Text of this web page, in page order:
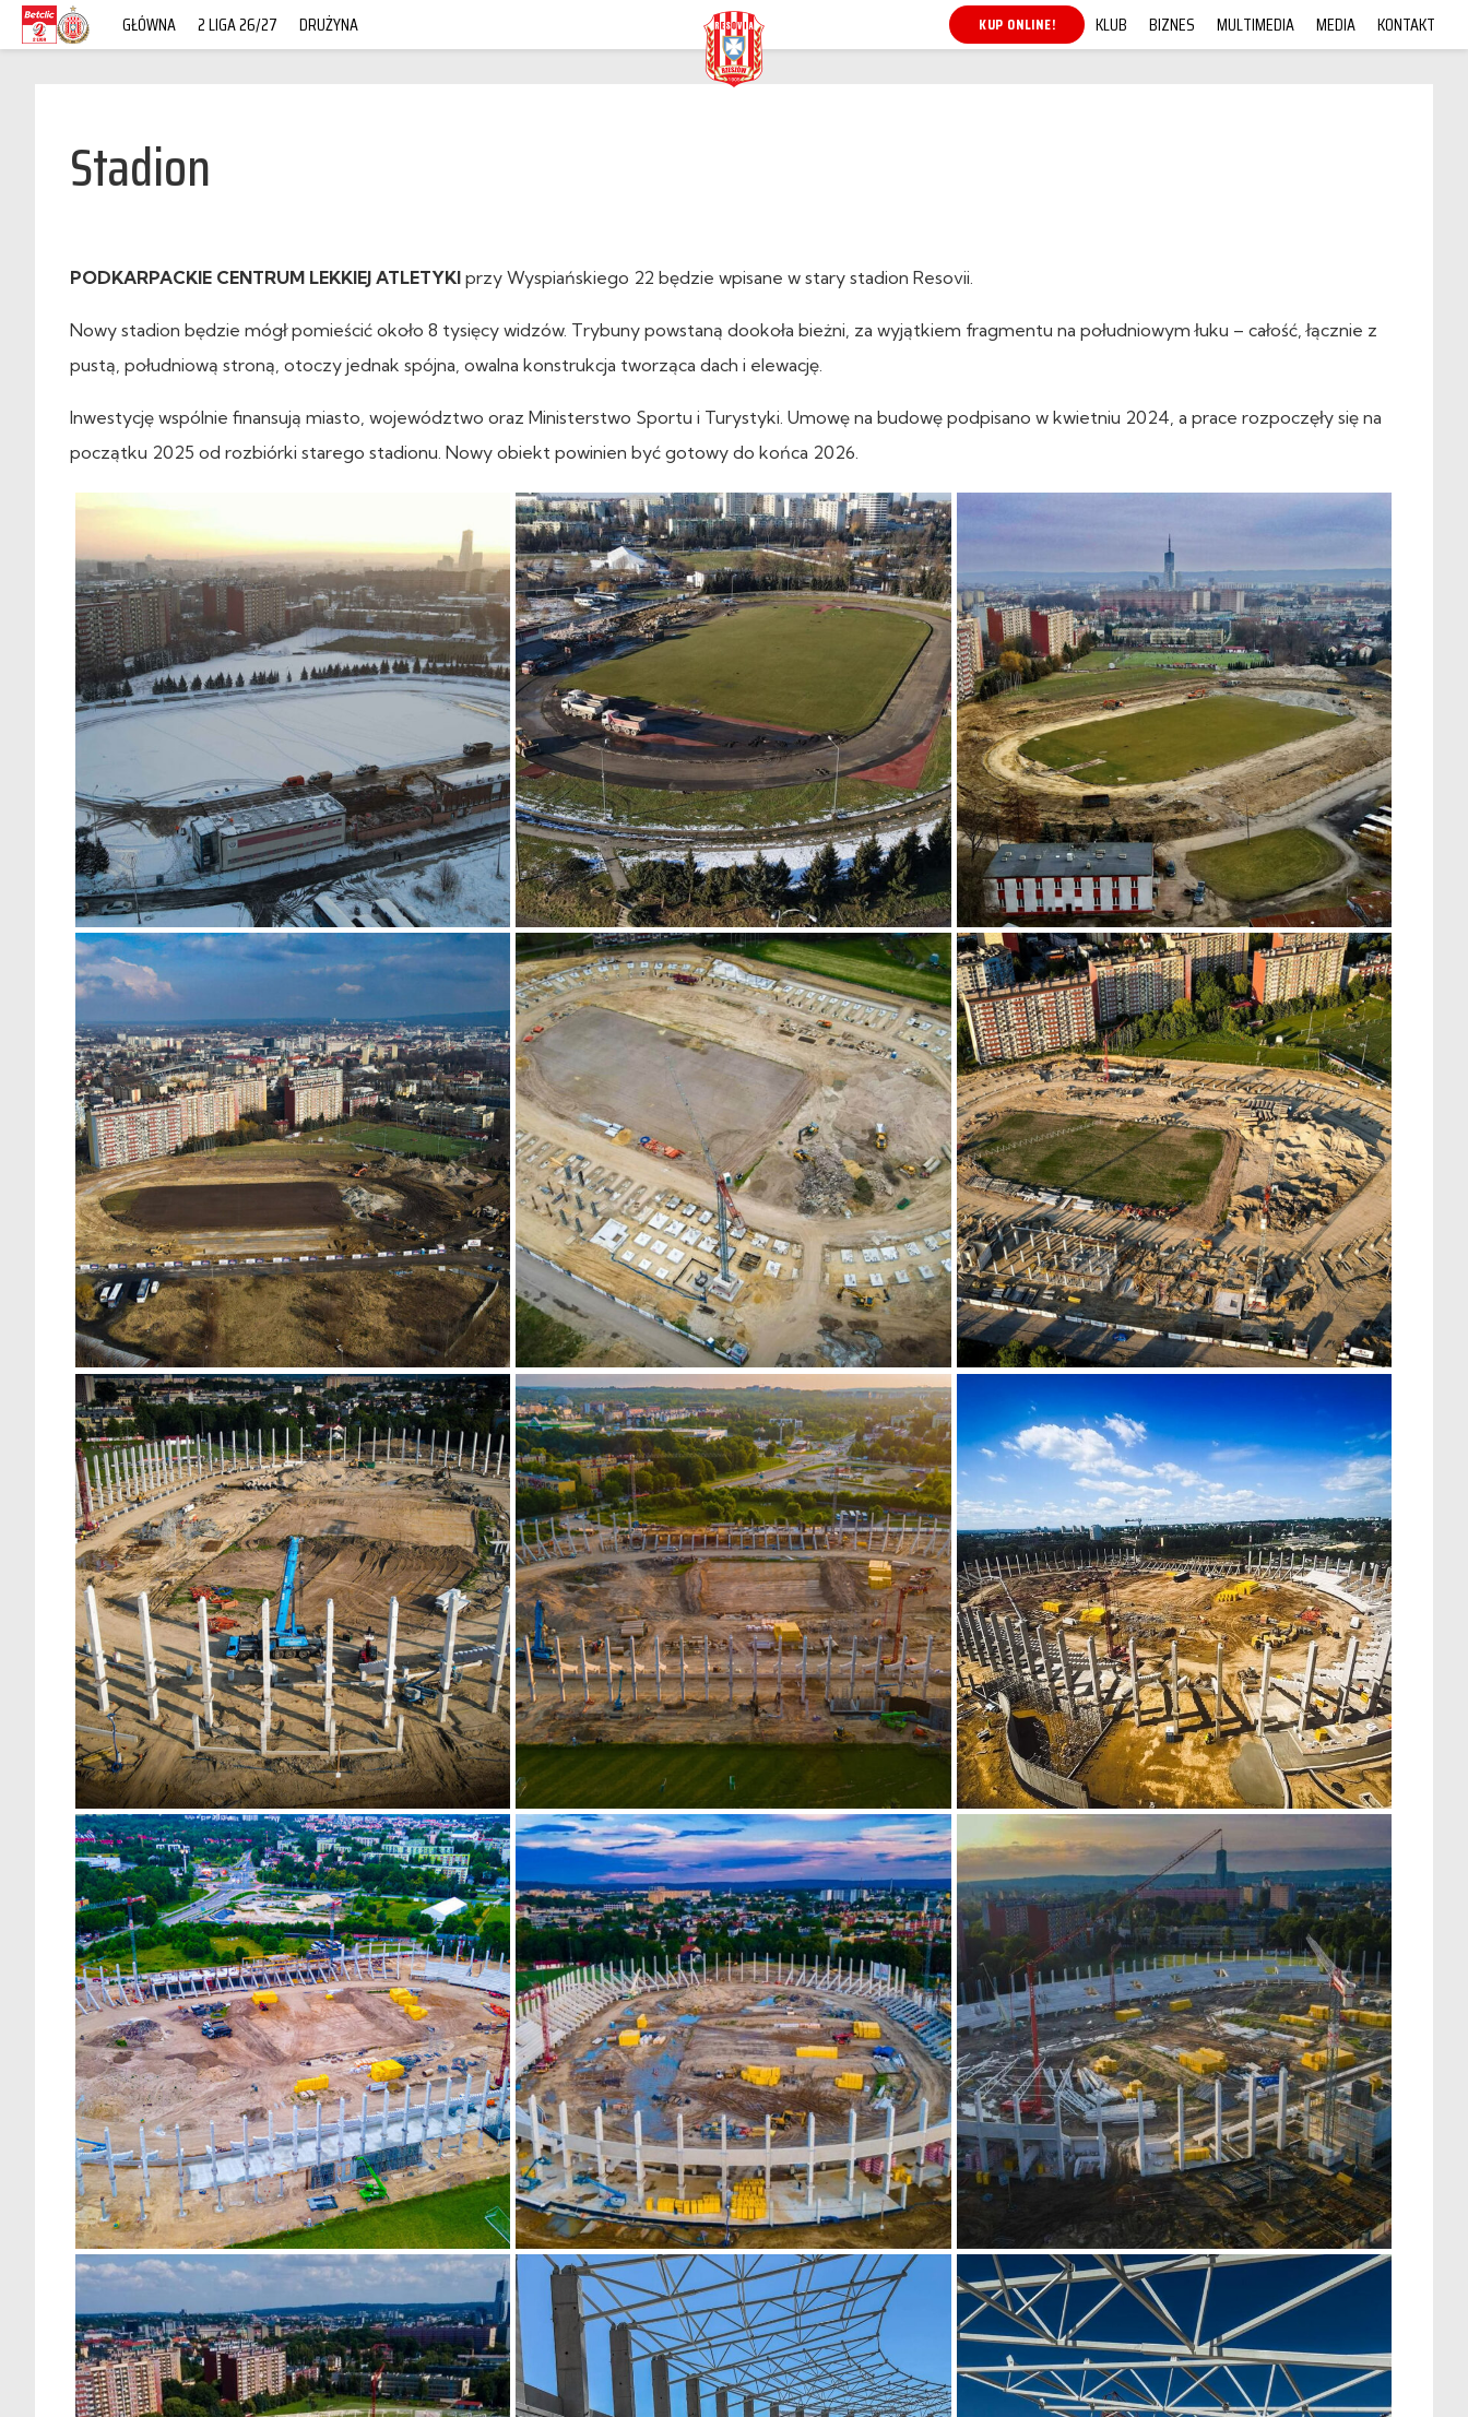
GŁÓWNA 2 LIGA 26/27 DRUŻYNA KARNETY 26/27 KLUB BIZNES MULTIMEDIA MEDIA KONTAKT
Stadion
PODKARPACKIE CENTRUM LEKKIEJ ATLETYKI przy Wyspiańskiego 22 będzie wpisane w stary stadion Resovii.
Nowy stadion będzie mógł pomieścić około 8 tysięcy widzów. Trybuny powstaną dookoła bieżni, za wyjątkiem fragmentu na południowym łuku – całość, łącznie z
pustą, południową stroną, otoczy jednak spójna, owalna konstrukcja tworząca dach i elewację.
Inwestycję wspólnie finansują miasto, województwo oraz Ministerstwo Sportu i Turystyki. Umowę na budowę podpisano w kwietniu 2024, a prace rozpoczęły się na
początku 2025 od rozbiórki starego stadionu. Nowy obiekt powinien być gotowy do końca 2026.